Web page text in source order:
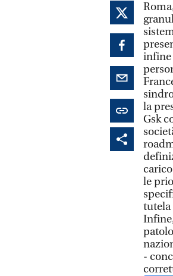
infine
la
Gsk
le
tutela
-